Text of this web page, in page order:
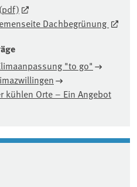
Dachbegrünung
"to go"
kühlen Orte – Ein Angebot